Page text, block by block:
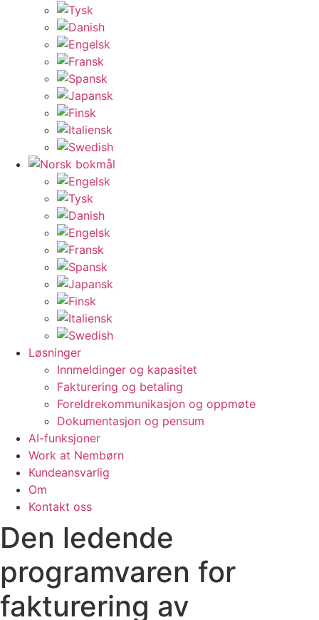
Løsninger
Innmeldinger og kapasitet
Fakturering og betaling
Foreldrekommunikasjon og oppmøte
Dokumentasjon og pensum
AI-funksjoner
Work at Nembørn
Kundeansvarlig
Om
Kontakt oss
Den ledende
programvaren for
fakturering av